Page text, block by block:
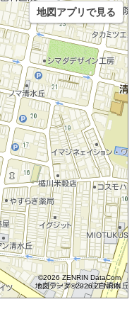
©2026 ZENRIN DataCom
地図データ©2026 ZENRIN
地図アプリで見る